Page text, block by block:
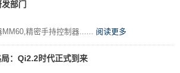
部门
精密手持控制器...... 阅读更多
：Qi2.2时代正式到来